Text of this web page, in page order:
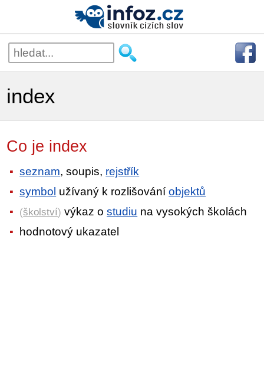
index
Co je index
seznam, soupis, rejstřík
symbol užívaný k rozlišováníobjektů
(školství) výkaz ostudiu na vysokých školách
hodnotový ukazatel